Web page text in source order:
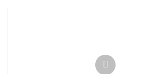
Další
produkt